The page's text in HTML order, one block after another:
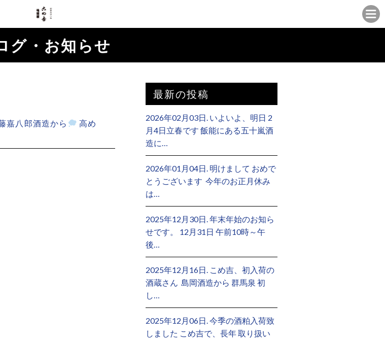
グ・お知らせ
嘉八郎酒造から
高め
最新の投稿
2026年02月03日. いよいよ、明日 2
月4日立春です 飯能にある五十嵐酒
造に…
2026年01月04日. 明けまして おめで
とうございます ⁡ 今年のお正月休み
は…
2025年12月30日. 年末年始のお知ら
せです。 12月31日 午前10時～午
後…
2025年12月16日. こめ吉、初入荷の
酒蔵さん ⁡ 島岡酒造から 群馬泉 初
し…
2025年12月06日. 今季の酒粕入荷致
しました こめ吉で、長年 取り扱い